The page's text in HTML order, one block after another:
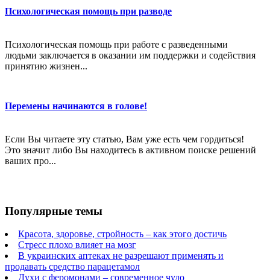
Психологическая помощь при разводе
Психологическая помощь при работе с разведенными
людьми заключается в оказании им поддержки и содействия
принятию жизнен...
Перемены начинаются в голове!
Если Вы читаете эту статью, Вам уже есть чем гордиться!
Это значит либо Вы находитесь в активном поиске решений
ваших про...
Популярные темы
Красота, здоровье, стройность – как этого достичь
Стресс плохо влияет на мозг
В украинских аптеках не разрешают применять и
продавать средство парацетамол
Духи с феромонами – современное чудо